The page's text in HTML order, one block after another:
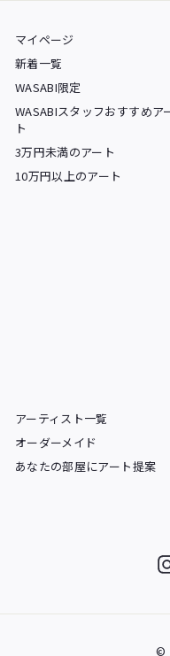
マイページ
新着一覧
WASABI限定
WASABIスタッフおすすめア
ト
3万円未満のアート
10万円以上のアート
アーティスト一覧
オーダーメイド
あなたの部屋にアート提案
©